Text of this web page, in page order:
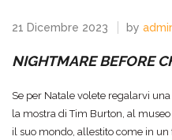
21 Dicembre 2023 by
NIGHTMARE BEFORE
Se per Natale volete regalarvi
la mostra di Tim Burton, al
il suo mondo, allestito come in un